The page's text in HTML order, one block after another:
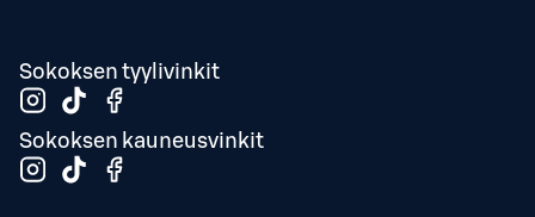
Sokoksen tyylivinkit
Sokoksen kauneusvinkit